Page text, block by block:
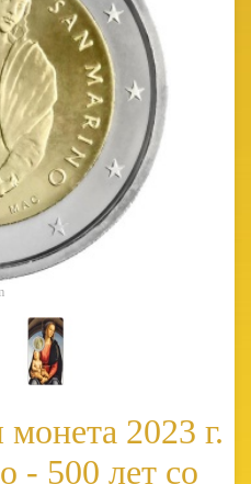
2023 г.
- 500 лет со